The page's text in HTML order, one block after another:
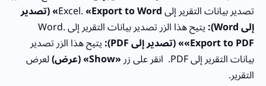
تصدير بيانات التقرير إلى Excel. «Export to Word» (تصدير
إلى Word): يتيح هذا الزر تصدير بيانات التقرير إلى Word.
«Export to PDF» (تصدير إلى PDF): يتيح هذا الزر تصدير
بيانات التقرير إلى PDF. انقر على زر«Show» (عرض) لعرض
التقرير.